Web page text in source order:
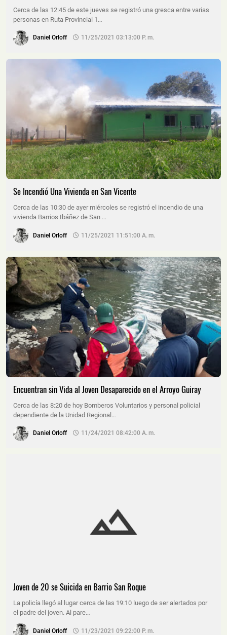
Cerca de las 12:45 de este jueves se registró una gresca entre varias
personas en Ruta Provincial 1…
Daniel Orloff 11/25/2021 03:13:00 P. M.
Se Incendió Una Vivienda en San Vicente
Cerca de las 10:30 de ayer miércoles se registró el incendio de una
vivienda Barrios Ibáñez de San …
Daniel Orloff 11/25/2021 11:51:00 A. M.
Encuentran sin Vida al Joven Desaparecido en el Arroyo Guiray
Cerca de las 8:20 de hoy Bomberos Voluntarios y personal policial
dependiente de la Unidad Regional…
Daniel Orloff 11/24/2021 08:42:00 A. M.
Joven de 20 se Suicida en Barrio San Roque
La policía llegó al lugar cerca de las 19:10 luego de ser alertados por
el padre del joven. Al pare…
Daniel Orloff 11/23/2021 09:22:00 P. M.